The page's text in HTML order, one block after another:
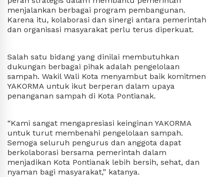
menjalankan berbagai program pembangunan.
Karena itu, kolaborasi dan sinergi antara pemerintah
dan organisasi masyarakat perlu terus diperkuat.
Salah satu bidang yang dinilai membutuhkan
dukungan berbagai pihak adalah pengelolaan
sampah. Wakil Wali Kota menyambut baik komitmen
YAKORMA untuk ikut berperan dalam upaya
penanganan sampah di Kota Pontianak.
“Kami sangat mengapresiasi keinginan YAKORMA
untuk turut membenahi pengelolaan sampah.
Semoga seluruh pengurus dan anggota dapat
berkolaborasi bersama pemerintah dalam
menjadikan Kota Pontianak lebih bersih, sehat, dan
nyaman bagi masyarakat,” katanya.